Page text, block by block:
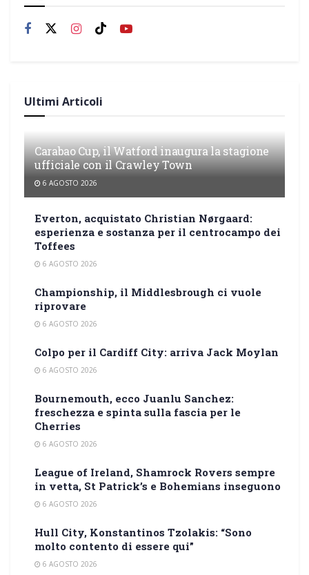
Ultimi Articoli
Carabao Cup, il Watford inaugura la stagione
ufficiale con il Crawley Town
6 AGOSTO 2026
Everton, acquistato Christian Nørgaard:
esperienza e sostanza per il centrocampo dei
Toffees
6 AGOSTO 2026
Championship, il Middlesbrough ci vuole
riprovare
6 AGOSTO 2026
Colpo per il Cardiff City: arriva Jack Moylan
6 AGOSTO 2026
Bournemouth, ecco Juanlu Sanchez:
freschezza e spinta sulla fascia per le
Cherries
6 AGOSTO 2026
League of Ireland, Shamrock Rovers sempre
in vetta, St Patrick’s e Bohemians inseguono
6 AGOSTO 2026
Hull City, Konstantinos Tzolakis: “Sono
molto contento di essere qui”
6 AGOSTO 2026